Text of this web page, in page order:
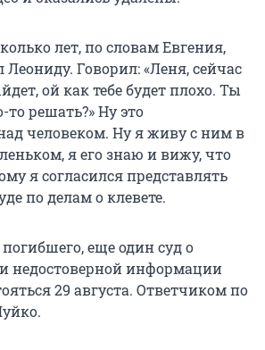
лет, по словам Евгения,
Говорил: «Леня, сейчас
ой как тебе будет плохо. Ты
решать?» Ну это
человеком. Ну я живу с ним в
я его знаю и вижу, что
я согласился представлять
по делам о клевете.
еще один суд о
недостоверной информации
29 августа. Ответчиком по